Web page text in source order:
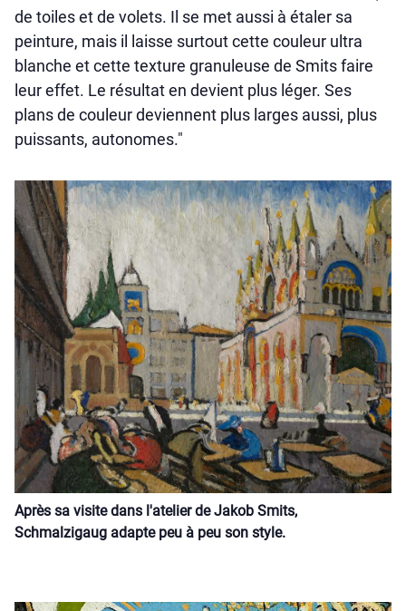
de toiles et de volets. Il se met aussi à étaler sa
peinture, mais il laisse surtout cette couleur ultra
blanche et cette texture granuleuse de Smits faire
leur effet. Le résultat en devient plus léger. Ses
plans de couleur deviennent plus larges aussi, plus
puissants, autonomes."
Après sa visite dans l'atelier de Jakob Smits,
Schmalzigaug adapte peu à peu son style.